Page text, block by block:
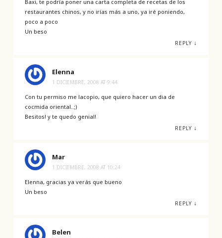
Baxi, te podría poner una carta completa de recetas de los
restaurantes chinos, y no irías más a uno, ya iré poniendo,
poco a poco
Un beso
REPLY ↓
Elenna
1 DICIEMBRE, 2008 AT 9:44
Con tu permiso me lacopio, que quiero hacer un dia de
cocmida oriental..;)
Besitos! y te quedo genial!
REPLY ↓
Mar
1 DICIEMBRE, 2008 AT 10:24
Elenna, gracias ya verás que bueno
Un beso
REPLY ↓
Belen